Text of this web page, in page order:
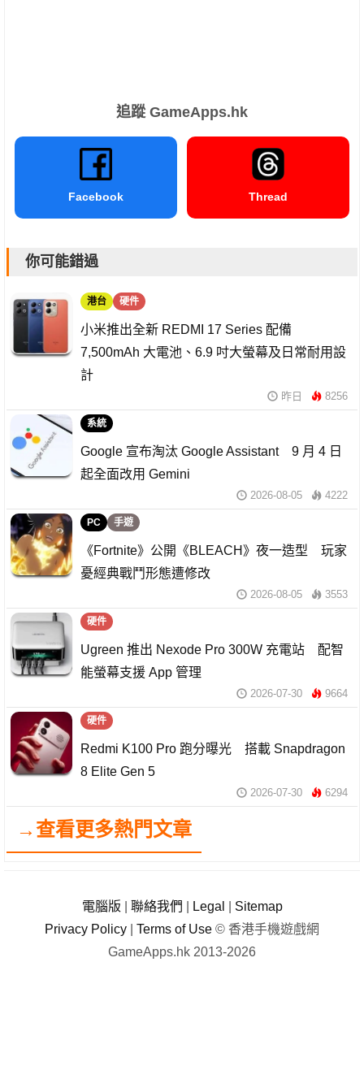
追蹤 GameApps.hk
Facebook Thread
你可能錯過
港台 硬件
小米推出全新 REDMI 17 Series 配備
7,500mAh 大電池、6.9 吋大螢幕及日常耐用設
計
昨日 8256
系統
Google 宣布淘汰 Google Assistant 9 月 4 日
起全面改用 Gemini
2026-08-05 4222
PC 手遊
《Fortnite》公開《BLEACH》夜一造型 玩家
憂經典戰鬥形態遭修改
2026-08-05 3553
硬件
Ugreen 推出 Nexode Pro 300W 充電站 配智
能螢幕支援 App 管理
2026-07-30 9664
硬件
Redmi K100 Pro 跑分曝光 搭載 Snapdragon
8 Elite Gen 5
2026-07-30 6294
→查看更多熱門文章
電腦版 聯絡我們 Legal
Sitemap
Privacy Policy
Terms of Use © 香港手機遊戲網
GameApps.hk 2013-2026